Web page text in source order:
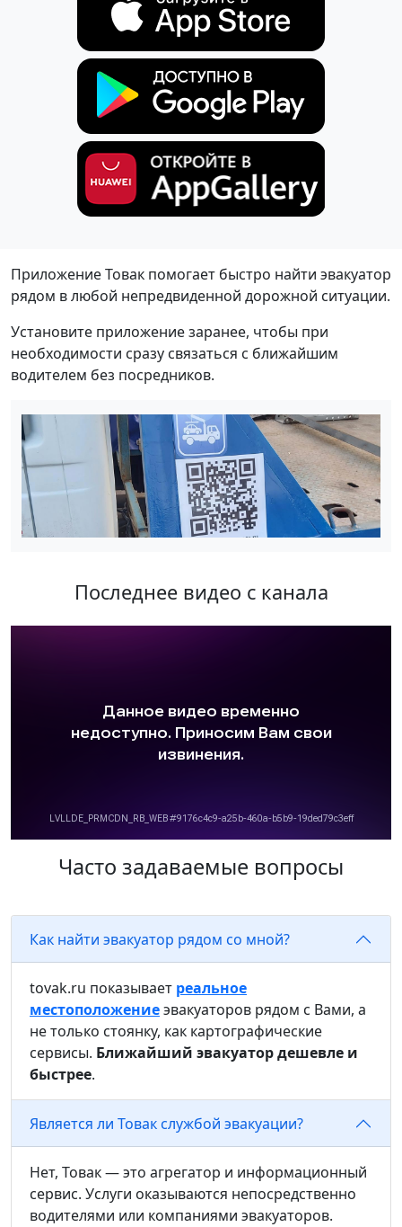
Приложение Товак помогает быстро найти эвакуатор
рядом в любой непредвиденной дорожной ситуации.
Установите приложение заранее, чтобы при
необходимости сразу связаться с ближайшим
водителем без посредников.
Последнее видео с канала
Часто задаваемые вопросы
Как найти эвакуатор рядом со мной?
tovak.ru показывает реальное
местоположениеэвакуаторов рядом с Вами, а
не только стоянку, как картографические
сервисы. Ближайший эвакуатор дешевле и
быстрее.
Является ли Товак службой эвакуации?
Нет, Товак — это агрегатор и информационный
сервис. Услуги оказываются непосредственно
водителями или компаниями эвакуаторов.